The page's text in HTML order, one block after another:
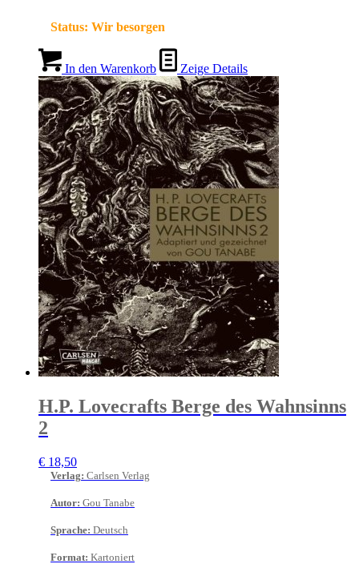
Status: Wir besorgen
In den Warenkorb Zeige Details
H.P. Lovecrafts Berge des Wahnsinns
2
€ 18,50
Verlag: Carlsen Verlag
Autor: Gou Tanabe
Sprache: Deutsch
Format: Kartoniert